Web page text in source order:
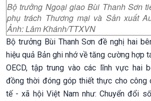
Bộ trưởng Ngoại giao Bùi Thanh Sơn
phụ trách Thương mại và Sản xuất
Ảnh: Lâm Khánh/TTXVN
Bộ trưởng Bùi Thanh Sơn đề nghị hai
hiệu quả Bản ghi nhớ về tăng cường hợp
OECD, tập trung vào các lĩnh vực hai
đồng thời đóng góp thiết thực cho công
tế - xã hội Việt Nam như: Chuyển đổi